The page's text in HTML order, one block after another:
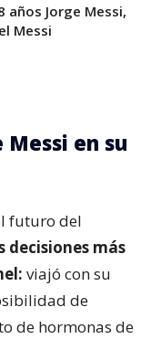
años Jorge Messi,
Messi
en su
futuro del
decisiones más
viajó con su
de
de hormonas de